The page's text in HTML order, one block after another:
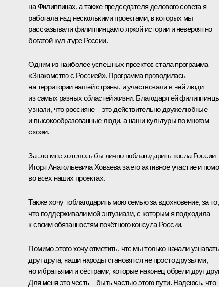
на Филиппинах, а также председателя делового совета я
работала над несколькими проектами, в которых мы
рассказывали филиппинцам о яркой истории и невероятно
богатой культуре России.
Одним из наиболее успешных проектов стала программа
«Знакомство с Россией». Программа проводилась
на территории нашей страны, и участвовали в ней люди
из самых разных областей жизни. Благодаря ей
узнали, что россияне ‒ это действительно дружелюбные
и высокообразованные люди, а наши культуры во многом
схожи.
За это мне хотелось бы лично поблагодарить посла России
Игоря Анатольевича Ховаева за его активное участие и
во всех наших проектах.
Также хочу поблагодарить мою семью за вдохновение, за то,
что поддерживали мой энтузиазм, с которым я подходила
к своим обязанностям почётного консула России.
Помимо этого хочу отметить, что мы только начали узнавать
друг друга, наши народы становятся не просто друзьями,
но и братьями и сёстрами, которые наконец обрели друг
Для меня это честь ‒ быть частью этого пути. Надеюсь, что